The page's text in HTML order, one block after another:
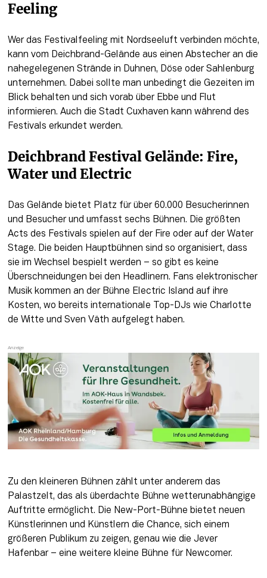
Feeling
Wer das Festivalfeeling mit Nordseeluft verbinden möchte,
kann vom Deichbrand-Gelände aus einen Abstecher an die
nahegelegenen Strände in Duhnen, Döse oder Sahlenburg
unternehmen. Dabei sollte man unbedingt die Gezeiten im
Blick behalten und sich vorab über Ebbe und Flut
informieren. Auch die Stadt Cuxhaven kann während des
Festivals erkundet werden.
Deichbrand Festival Gelände: Fire,
Water und Electric
Das Gelände bietet Platz für über 60.000 Besucherinnen
und Besucher und umfasst sechs Bühnen. Die größten
Acts des Festivals spielen auf der Fire oder auf der Water
Stage. Die beiden Hauptbühnen sind so organisiert, dass
sie im Wechsel bespielt werden – so gibt es keine
Überschneidungen bei den Headlinern. Fans elektronischer
Musik kommen an der Bühne Electric Island auf ihre
Kosten, wo bereits internationale Top-DJs wie Charlotte
de Witte und Sven Väth aufgelegt haben.
Zu den kleineren Bühnen zählt unter anderem das
Palastzelt, das als überdachte Bühne wetterunabhängige
Auftritte ermöglicht. Die New-Port-Bühne bietet neuen
Künstlerinnen und Künstlern die Chance, sich einem
größeren Publikum zu zeigen, genau wie die Jever
Hafenbar – eine weitere kleine Bühne für Newcomer.